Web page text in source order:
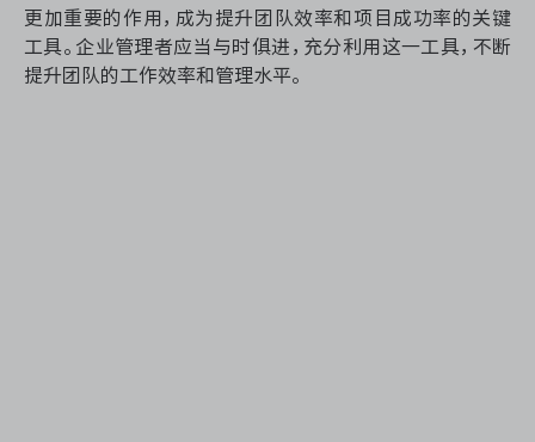
更加重要的作用，成为提升团队效率和项目成功率的关键
工具。企业管理者应当与时俱进，充分利用这一工具，不断
提升团队的工作效率和管理水平。